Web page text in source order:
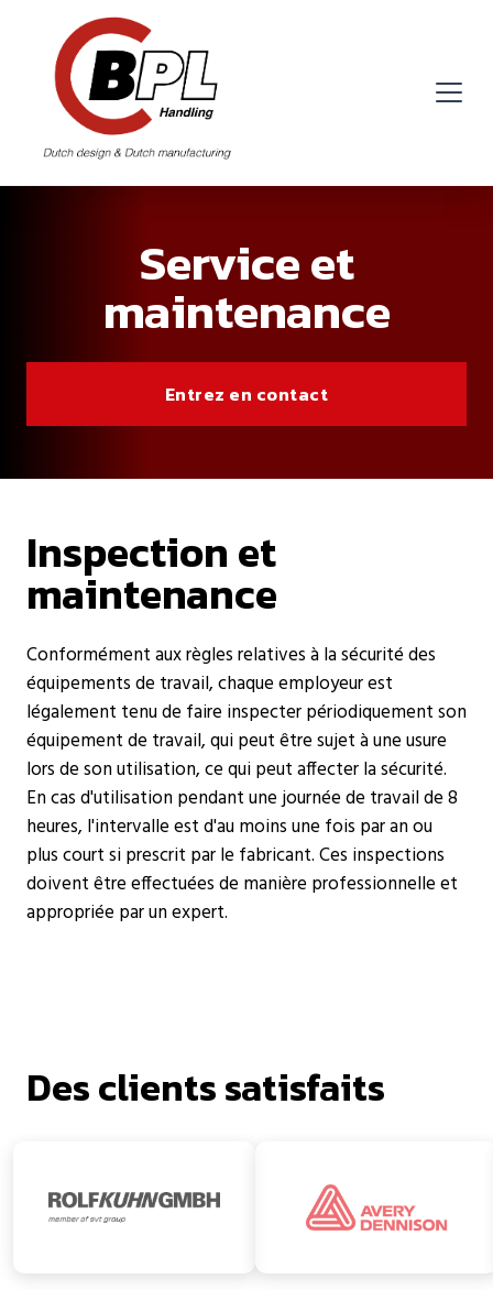
Service et
maintenance
Entrez en contact
Inspection et
maintenance
Conformément aux règles relatives à la sécurité des
équipements de travail, chaque employeur est
légalement tenu de faire inspecter périodiquement son
équipement de travail, qui peut être sujet à une usure
lors de son utilisation, ce qui peut affecter la sécurité.
En cas d'utilisation pendant une journée de travail de 8
heures, l'intervalle est d'au moins une fois par an ou
plus court si prescrit par le fabricant. Ces inspections
doivent être effectuées de manière professionnelle et
appropriée par un expert.
Des clients satisfaits